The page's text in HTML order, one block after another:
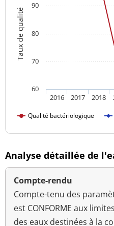
Taux de qualité
Qualité bactériologique
2016 2017 2018
60
70
80
90
Analyse détaillée de
Compte-rendu
Compte-tenu des
est CONFORME aux
des eaux destinées à la